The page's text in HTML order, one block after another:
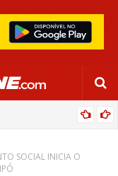
SOCIAL INICIA O